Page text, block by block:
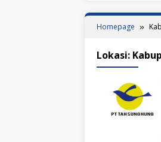
Homepage
Lokasi: